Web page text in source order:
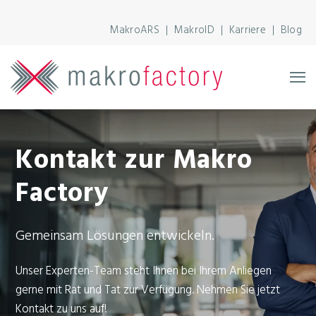
MakroARS | MakroID | Karriere | Blog
Kontakt zur Makro
Factory
Gemeinsam Lösungen entwickeln.
Unser Experten-Team steht Ihnen bei Ihrem Anliegen
gerne mit Rat und Tat zur Verfügung.Nehmen Sie jetzt
Kontakt zu uns auf!